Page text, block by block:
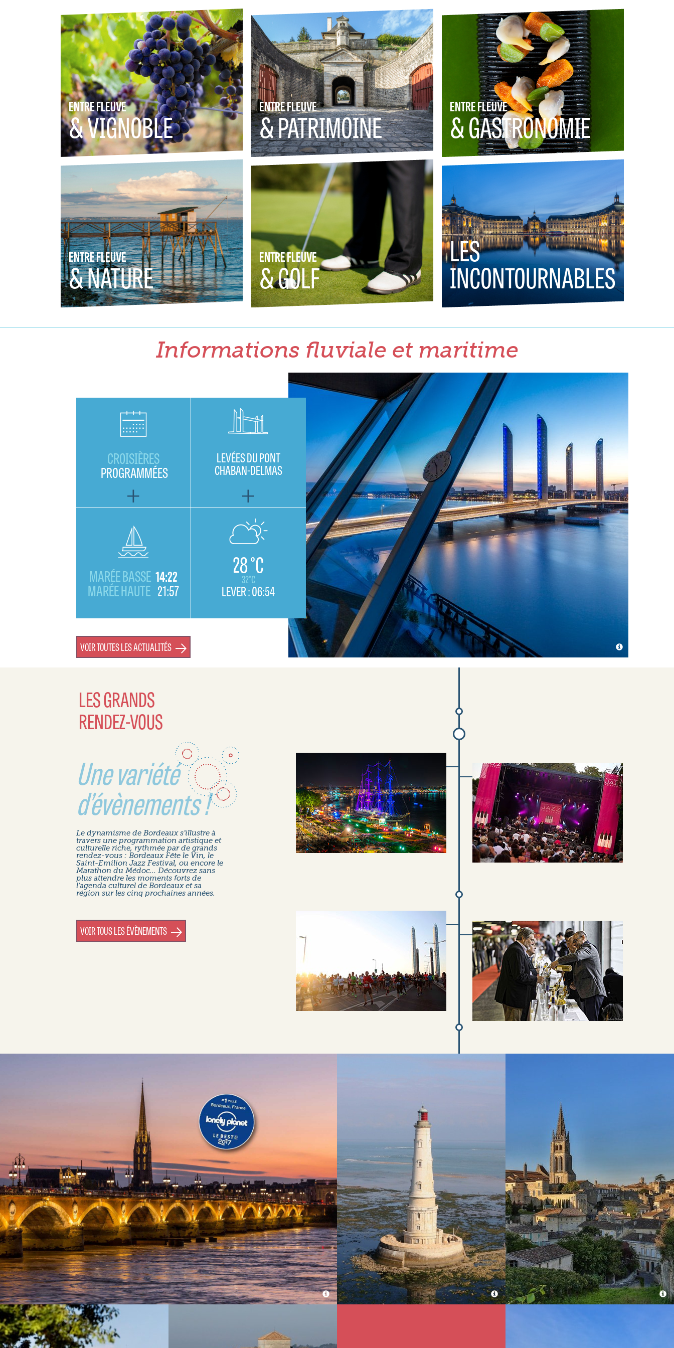
ENTRE FLEUVE
& VIGNOBLE
ENTRE FLEUVE
& PATRIMOINE
ENTRE FLEUVE
& GASTRONOMIE
ENTRE FLEUVE
& NATURE
ENTRE FLEUVE
& GOLF
LES
INCONTOURNABLES
Informations fluviale et maritime
CROISIÈRES
PROGRAMMÉES
LEVÉES DU PONT
CHABAN-DELMAS
MARÉE BASSE 14:22
MARÉE HAUTE 21:57
28 °C
32°C
LEVER :06:54
VOIR TOUTES LES ACTUALITÉS
LES GRANDS
RENDEZ-VOUS
Une variété
d’évènements !
Le dynamisme de Bordeaux s’illustre à
travers une programmation artistique et
culturelle riche, rythmée par de grands
rendez-vous : Bordeaux Fête le Vin, le
Saint-Emilion Jazz Festival, ou encore le
Marathon du Médoc... Découvrez sans
plus attendre les moments forts de
l’agenda culturel de Bordeaux et sa
région sur les cinq prochaines années.
VOIR TOUS LES ÉVÈNEMENTS